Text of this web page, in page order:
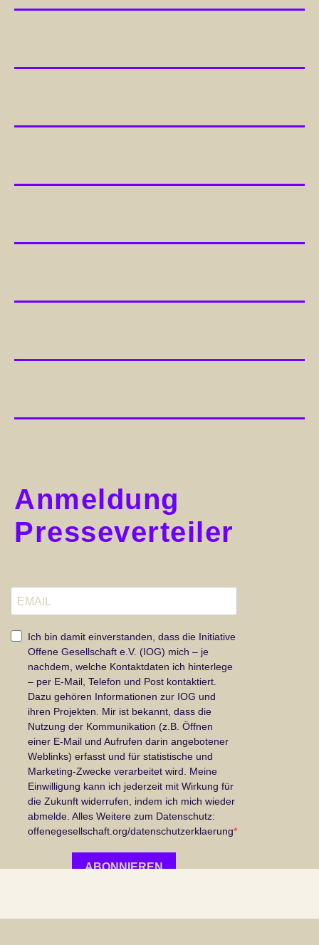
Anmeldung
Presseverteiler